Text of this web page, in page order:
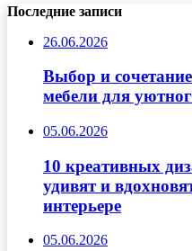
Последние записи
26.06.2026
Выбор и
мебели для
05.06.2026
10 креативных
удивят и
интерьере
05.06.2026